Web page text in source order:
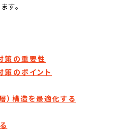
す。
策の重要性
のポイント
）構造を最適化する